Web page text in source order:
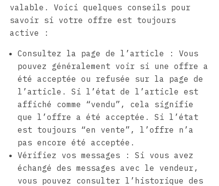
valable. Voici quelques conseils pour
savoir si votre offre est toujours
active :
Consultez la page de l’article : Vous
pouvez généralement voir si une offre a
été acceptée ou refusée sur la page de
l’article. Si l’état de l’article est
affiché comme “vendu”, cela signifie
que l’offre a été acceptée. Si l’état
est toujours “en vente”, l’offre n’a
pas encore été acceptée.
Vérifiez vos messages : Si vous avez
échangé des messages avec le vendeur,
vous pouvez consulter l’historique des